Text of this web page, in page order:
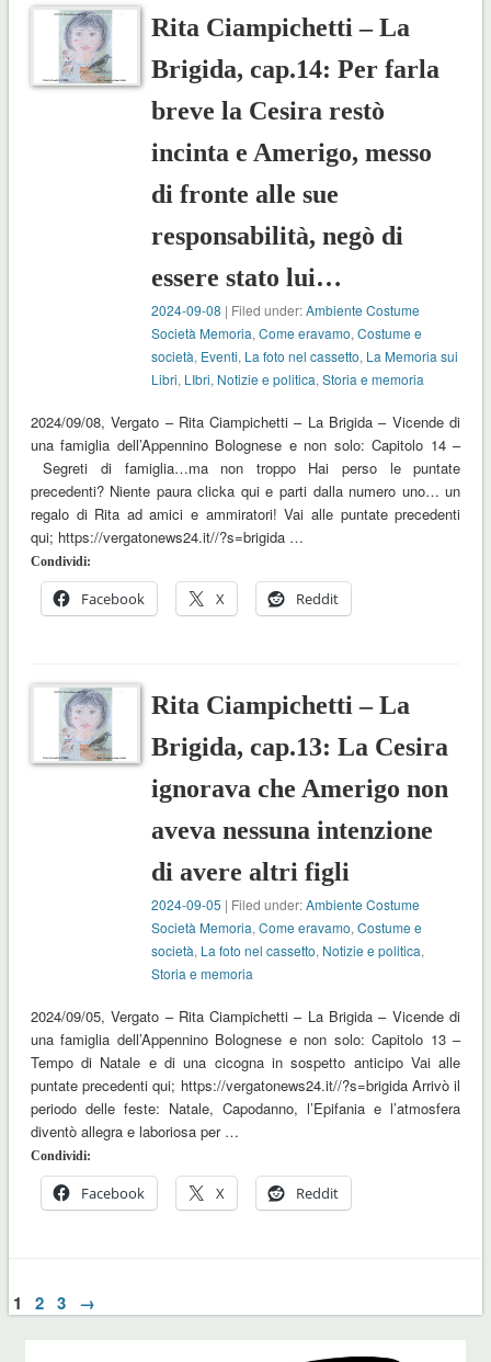
Rita Ciampichetti – La
Brigida, cap.14: Per farla
breve la Cesira restò
incinta e Amerigo, messo
di fronte alle sue
responsabilità, negò di
essere stato lui…
2024-09-08 | Filed under:Ambiente Costume
Società Memoria,Come eravamo,Costume e
società, Eventi, La foto nel cassetto, La Memoria sui
Libri, LIbri, Notizie e politica,Storia e memoria
2024/09/08, Vergato – Rita Ciampichetti – La Brigida – Vicende di
una famiglia dell’Appennino Bolognese e non solo: Capitolo 14 –
Segreti di famiglia…ma non troppo Hai perso le puntate
precedenti? Niente paura clicka qui e parti dalla numero uno… un
regalo di Rita ad amici e ammiratori! Vai alle puntate precedenti
qui; https://vergatonews24.it//?s=brigida …
Condividi:
Facebook X Reddit
Rita Ciampichetti – La
Brigida, cap.13: La Cesira
ignorava che Amerigo non
aveva nessuna intenzione
di avere altri figli
2024-09-05 | Filed under:Ambiente Costume
Società Memoria,Come eravamo,Costume e
società, La foto nel cassetto, Notizie e politica,
Storia e memoria
2024/09/05, Vergato – Rita Ciampichetti – La Brigida – Vicende di
una famiglia dell’Appennino Bolognese e non solo: Capitolo 13 –
Tempo di Natale e di una cicogna in sospetto anticipo Vai alle
puntate precedenti qui; https://vergatonews24.it//?s=brigida Arrivò il
periodo delle feste: Natale, Capodanno, l’Epifania e l’atmosfera
diventò allegra e laboriosa per …
Condividi:
Facebook X Reddit
1 2 3 →